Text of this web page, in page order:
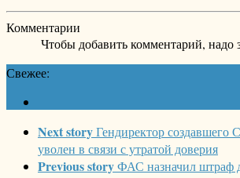
Комментарии
Чтобы добавить комментарий, надо
Свежее:
Next storyГендиректор создавшего
уволен в связи с утратой доверия
Previous storyФАС назначил штраф